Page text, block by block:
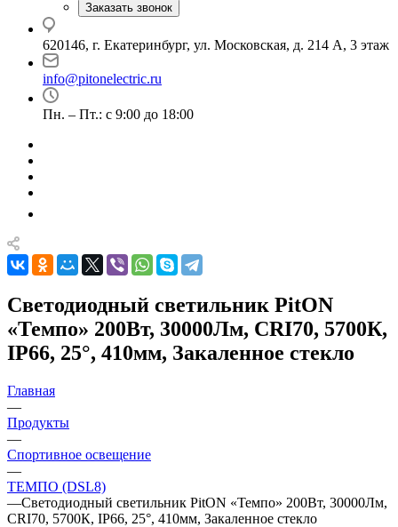
Заказать звонок
620146, г. Екатеринбург, ул. Московская, д. 214 А, 3 этаж
info@pitonelectric.ru
Пн. – Пт.: с 9:00 до 18:00
Светодиодный светильник PitON
«Темпо» 200Вт, 30000Лм, CRI70, 5700К,
IP66, 25°, 410мм, Закаленное стекло
Главная
—
Продукты
—
Спортивное освещение
—
ТЕМПО (DSL8)
—Светодиодный светильник PitON «Темпо» 200Вт, 30000Лм,
CRI70, 5700К, IP66, 25°, 410мм, Закаленное стекло